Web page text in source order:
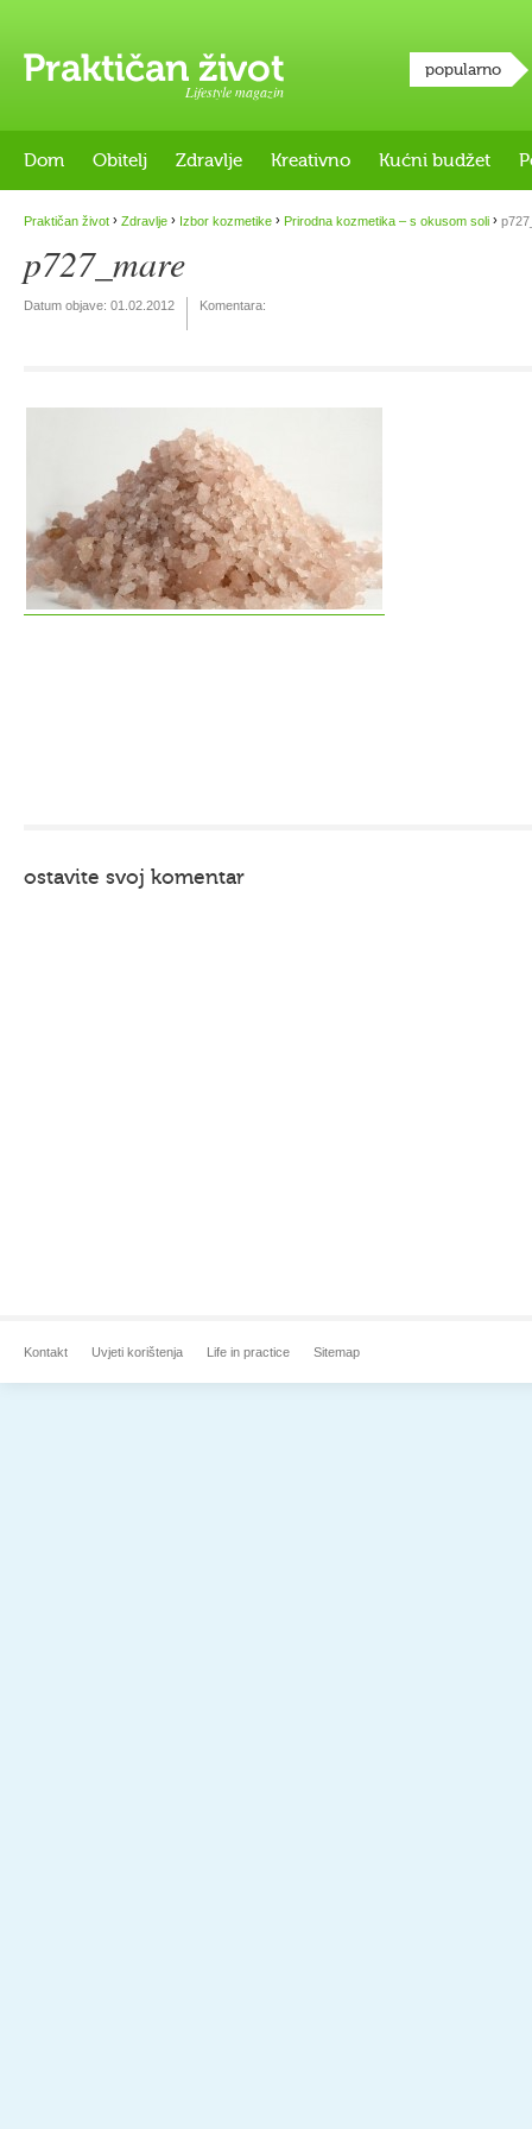
Lifestyle magazin
popularno
Dom Obitelj Zdravlje Kreativno Kućni budžet
Praktičan život › Zdravlje › Izbor kozmetike › Prirodna kozmetika – s okusom soli ›
p727_mare
Datum objave: 01.02.2012 Komentara:
ostavite svoj komentar
Kontakt Uvjeti korištenja Life in practice Sitemap